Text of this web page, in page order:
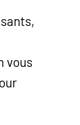
vous